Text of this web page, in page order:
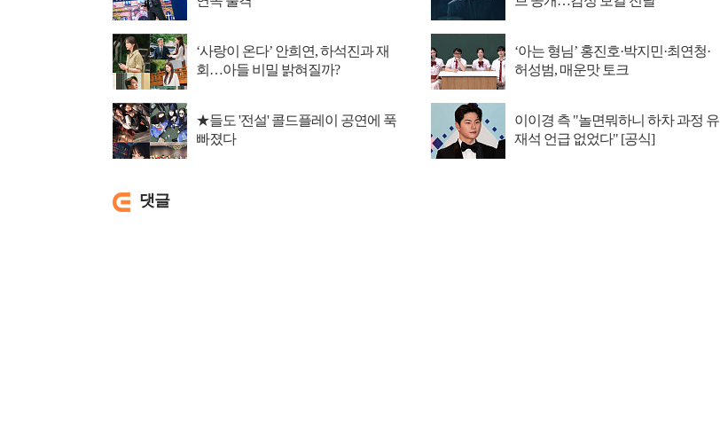
‘사랑이 온다’ 안희연, 하석진과 재
회…아들 비밀 밝혀질까?
‘아는 형님’ 홍진호·박지민·최연청·
허성범, 매운맛 토크
★들도 '전설' 콜드플레이 공연에 푹
빠졌다
이이경 측 "놀면뭐하니 하차 과정 유
재석 언급 없었다" [공식]
댓글